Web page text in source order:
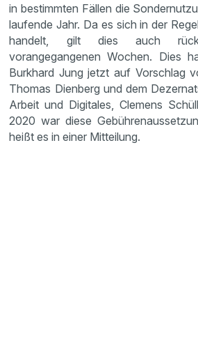
in bestimmten Fällen die
laufende Jahr. Da es sich in der
handelt, gilt dies auch
vorangegangenen Wochen. Dies
Burkhard Jung jetzt auf Vorschlag
Thomas Dienberg und dem
Arbeit und Digitales, Clemens
2020 war diese
heißt es in einer Mitteilung.